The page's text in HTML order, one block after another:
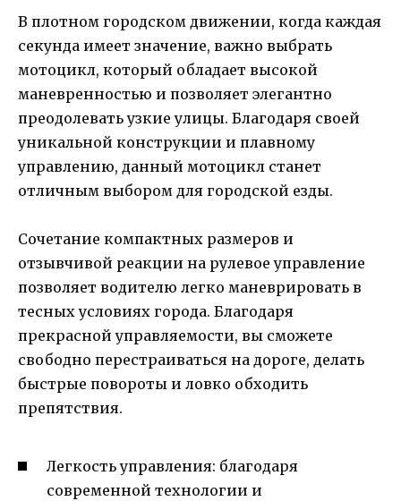
В плотном городском движении, когда каждая
секунда имеет значение, важно выбрать
мотоцикл, который обладает высокой
маневренностью и позволяет элегантно
преодолевать узкие улицы. Благодаря своей
уникальной конструкции и плавному
управлению, данный мотоцикл станет
отличным выбором для городской езды.
Сочетание компактных размеров и
отзывчивой реакции на рулевое управление
позволяет водителю легко маневрировать в
тесных условиях города. Благодаря
прекрасной управляемости, вы сможете
свободно перестраиваться на дороге, делать
быстрые повороты и ловко обходить
препятствия.
Легкость управления: благодаря
современной технологии и